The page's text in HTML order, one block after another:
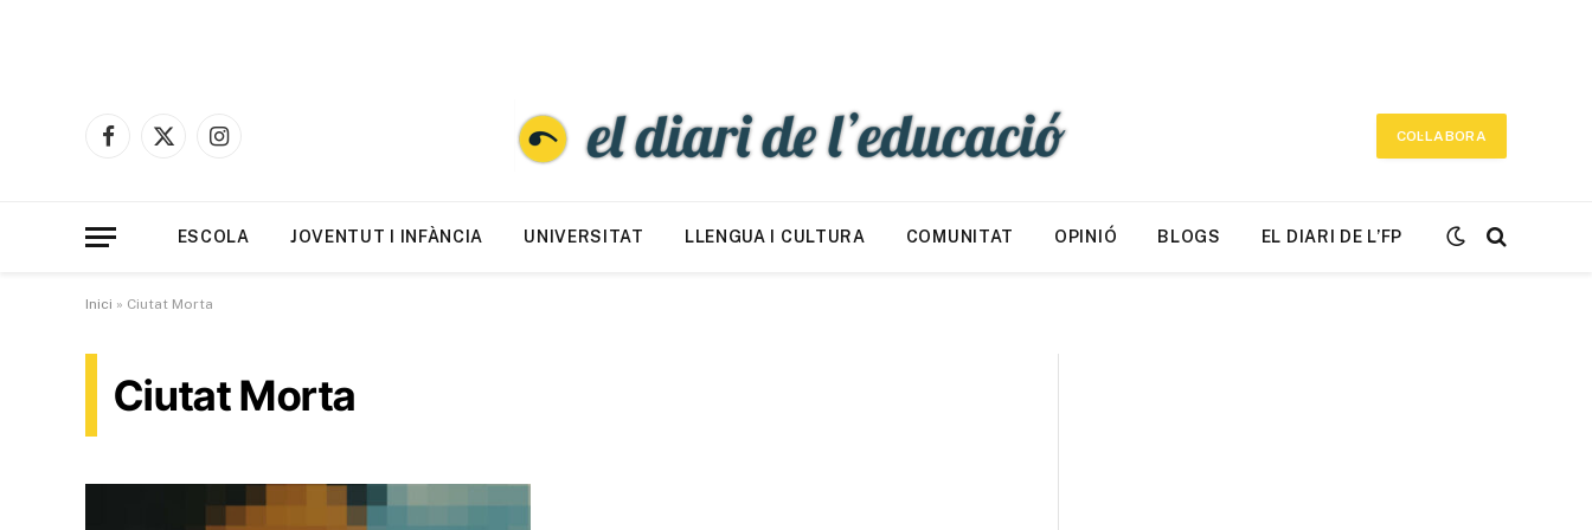
Facebook
X
Instagram
COL·LABORA
ESCOLA JOVENTUT I INFÀNCIA UNIVERSITAT LLENGUA I CULTURA COMUNITAT OPINIÓ BLOGS EL DIARI DE L’FP
Inici » Ciutat Morta
Ciutat Morta